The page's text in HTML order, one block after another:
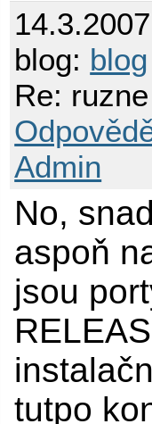
blog: blog
Re:
Admin
No,
aspoň
jsou
tutpo